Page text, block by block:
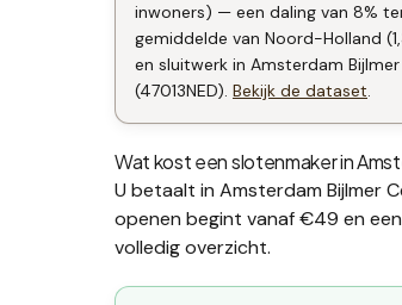
inwoners) — een daling van 8%
gemiddelde van Noord-Holland
en sluitwerk in Amsterdam
(47013NED). Bekijk de dataset.
Wat kost een slotenmaker in
U betaalt in Amsterdam Bijlmer
openen begint vanaf €49 en een
volledig overzicht.